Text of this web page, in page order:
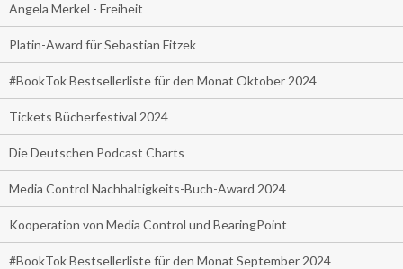
Angela Merkel - Freiheit
Platin-Award für Sebastian Fitzek
#BookTok Bestsellerliste für den Monat Oktober 2024
Tickets Bücherfestival 2024
Die Deutschen Podcast Charts
Media Control Nachhaltigkeits-Buch-Award 2024
Kooperation von Media Control und BearingPoint
#BookTok Bestsellerliste für den Monat September 2024